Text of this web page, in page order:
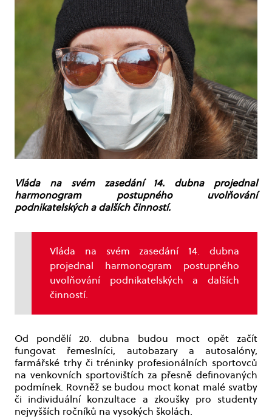
Vláda na svém zasedání 14. dubna projednal
harmonogram postupného uvolňování
podnikatelských a dalších činností.
Vláda na svém zasedání 14. dubna
projednal harmonogram postupného
uvolňování podnikatelských a dalších
činností.
Od pondělí 20. dubna budou moct opět začít
fungovat řemeslníci, autobazary a autosalóny,
farmářské trhy či tréninky profesionálních sportovců
na venkovních sportovištích za přesně definovaných
podmínek. Rovněž se budou moct konat malé svatby
či individuální konzultace a zkoušky pro studenty
nejvyšších ročníků na vysokých školách.